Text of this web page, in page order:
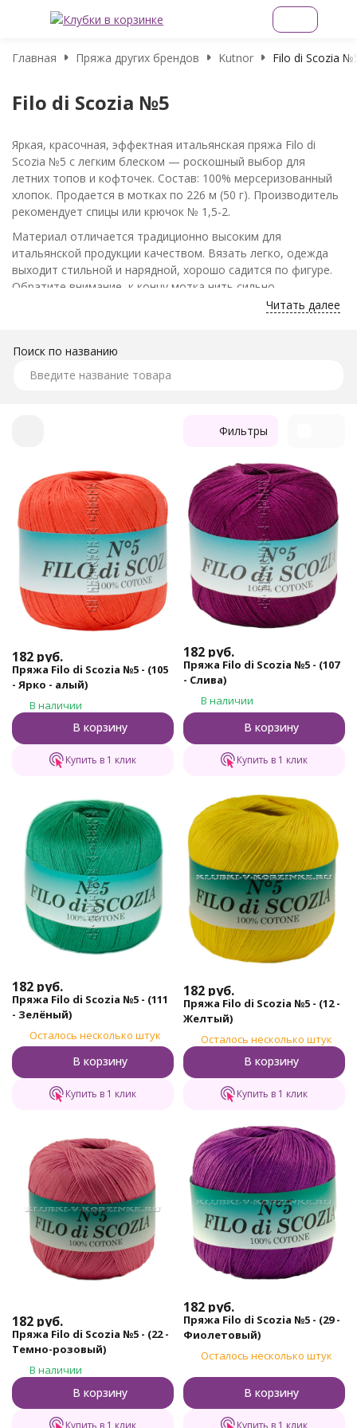
Главная Пряжа других брендов Kutnor Filo di Scozia
Filo di Scozia №5
Яркая, красочная, эффектная итальянская пряжа Filo di
Scozia №5 с легким блеском — роскошный выбор для
летних топов и кофточек. Состав: 100% мерсеризованный
хлопок. Продается в мотках по 226 м (50 г). Производитель
рекомендует спицы или крючок № 1,5-2.
Материал отличается традиционно высоким для
итальянской продукции качеством. Вязать легко, одежда
выходит стильной и нарядной, хорошо садится по фигуре.
Обратите внимание, к концу мотка нить сильно
закручивается. Не очень подходит для предметов детского
лучше всего сразу постирать, можно с добавлением
кондиционера.
вещь сохраняет форму и держит узор. Допускается
Читать далее
Поиск по названию
Фильтры
182 руб.
Пряжа Filo di Scozia №5 - (105
- Ярко - алый)
В наличии
В корзину
Купить в 1 клик
182 руб.
Пряжа Filo di Scozia №5 - (107
- Слива)
В наличии
В корзину
Купить в 1 клик
182 руб.
Пряжа Filo di Scozia №5 - (111
- Зелёный)
Осталось несколько штук
В корзину
Купить в 1 клик
182 руб.
Пряжа Filo di Scozia №5 - (12 -
Желтый)
Осталось несколько штук
В корзину
Купить в 1 клик
182 руб.
Пряжа Filo di Scozia №5 - (22 -
Темно-розовый)
В наличии
В корзину
Купить в 1 клик
182 руб.
Пряжа Filo di Scozia №5 - (29 -
Фиолетовый)
Осталось несколько штук
В корзину
Купить в 1 клик